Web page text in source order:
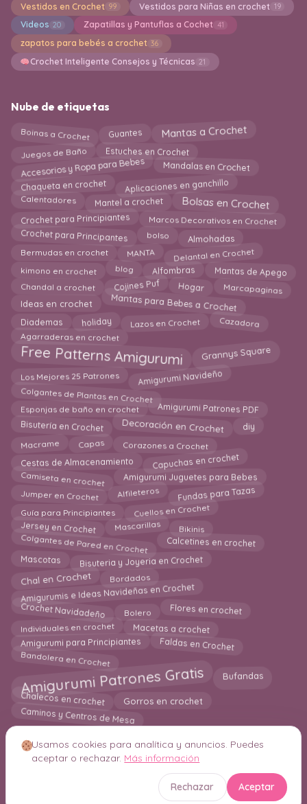
Vestidos en Crochet 99 Vestidos para Niñas en crochet 19
Videos 20 Zapatillas y Pantuflas a Cochet 41
zapatos para bebés a crochet 36
Crochet Inteligente Consejos y Técnicas 21
Nube de etiquetas
Boinas a Crochet Guantes Mantas a Crochet
Juegos de Baño Estuches en Crochet
Accesorios y Ropa para Bebes Mandalas en Crochet
Chaqueta en crochet Aplicaciones en ganchillo
Calentadores Mantel a crochet Bolsas en Crochet
Crochet para Principiantes Marcos Decorativos en Crochet
Crochet para Principantes bolso Almohadas
Bermudas en crochet MANTA Delantal en Crochet
kimono en crochet blog Alfombras Mantas de Apego
Chandal a crochet Cojines Puf Hogar Marcapaginas
Ideas en crochet Mantas para Bebes a Crochet
Diademas holiday Lazos en Crochet Cazadora
Agarraderas en crochet
Free Patterns Amigurumi Grannys Square
Los Mejores 25 Patrones Amigurumi Navideño
Colgantes de Plantas en Crochet
Esponjas de baño en crochet Amigurumi Patrones PDF
Bisutería en Crochet Decoración en Crochet diy
Macrame Capas Corazones a Crochet
Cestas de Almacenamiento Capuchas en crochet
Camiseta en crochet Amigurumi Juguetes para Bebes
Jumper en Crochet Alfileteros Fundas para Tazas
Guía para Principiantes Cuellos en Crochet
Jersey en Crochet Mascarillas Bikinis
Colgantes de Pared en Crochet Calcetines en crochet
Mascotas Bisuteria y Joyeria en Crochet
Chal en Crochet Bordados
Amigurumis e Ideas Navideñas en Crochet
Crochet Navidadeño Bolero Flores en crochet
Individuales en crochet Macetas a crochet
Amigurumi para Principiantes Faldas en Crochet
Bandolera en Crochet
Amigurumi Patrones Gratis Bufandas
Chalecos en crochet Gorros en crochet
Caminos y Centros de Mesa
© 2026 Crochetisimo. Todos los derechos reservados.
Usamos cookies para analítica y anuncios. Puedes
aceptar o rechazar. Más información
Rechazar Aceptar